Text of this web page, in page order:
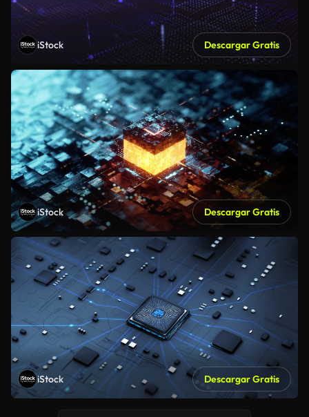
iStock Descargar Gratis
iStock Descargar Gratis
iStock Descargar Gratis